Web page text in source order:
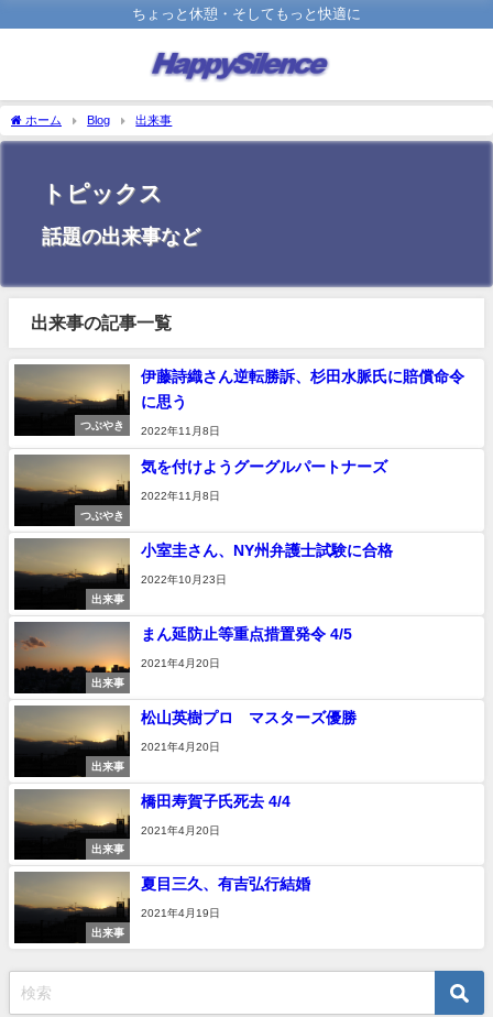
ちょっと休憩・そしてもっと快適に
ホーム Blog 出来事
トピックス
話題の出来事など
出来事の記事一覧
つぶやき
伊藤詩織さん逆転勝訴、杉田水脈氏に賠償命令
に思う
2022年11月8日
つぶやき
気を付けようグーグルパートナーズ
2022年11月8日
出来事
小室圭さん、NY州弁護士試験に合格
2022年10月23日
出来事
まん延防止等重点措置発令 4/5
2021年4月20日
出来事
松山英樹プロ マスターズ優勝
2021年4月20日
出来事
橋田寿賀子氏死去 4/4
2021年4月20日
出来事
夏目三久、有吉弘行結婚
2021年4月19日